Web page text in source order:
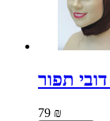
תפור
79 ₪